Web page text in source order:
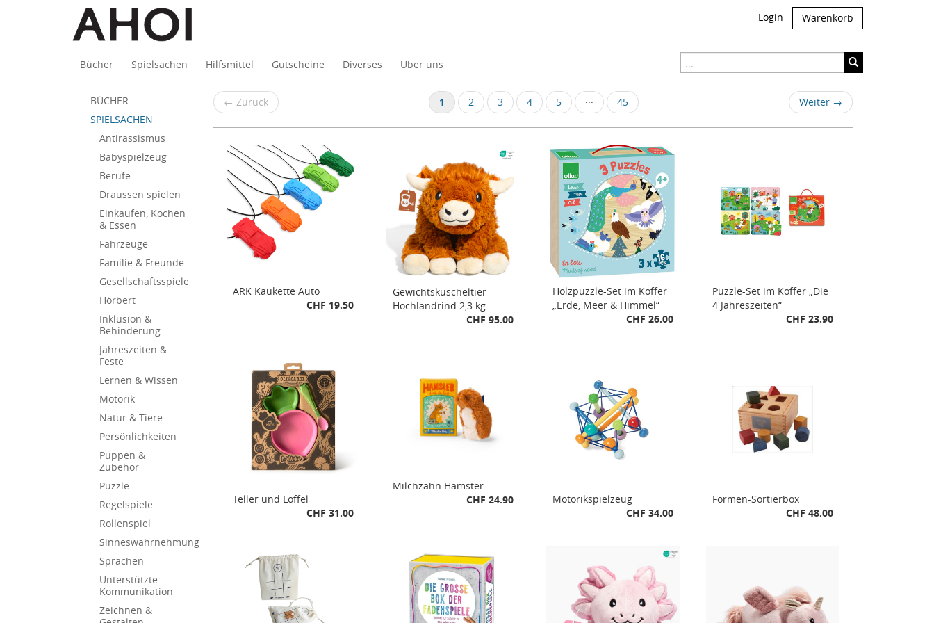
Login Warenkorb
Bücher Spielsachen Hilfsmittel Gutscheine Diverses Über uns
BÜCHER
SPIELSACHEN
Antirassismus
Babyspielzeug
Berufe
Draussen spielen
Einkaufen, Kochen
& Essen
Fahrzeuge
Familie & Freunde
Gesellschaftsspiele
Hörbert
Inklusion &
Behinderung
Jahreszeiten &
Feste
Lernen & Wissen
Motorik
Natur & Tiere
Persönlichkeiten
Puppen &
Zubehör
Puzzle
Regelspiele
Rollenspiel
Sinneswahrnehmung
Sprachen
Unterstützte
Kommunikation
Zeichnen &
SPIELSACHEN
← Zurück 1 2 3 4 5 ··· 45 Weiter →
ARK Kaukette Auto
CHF 19.50
Gewichtskuscheltier
Hochlandrind 2,3 kg
CHF 95.00
Holzpuzzle-Set im Koffer
„Erde, Meer & Himmel“
CHF 26.00
Puzzle-Set im Koffer „Die
4 Jahreszeiten“
CHF 23.90
Teller und Löffel
CHF 31.00
Milchzahn Hamster
CHF 24.90
Motorikspielzeug
CHF 34.00
Formen-Sortierbox
CHF 48.00